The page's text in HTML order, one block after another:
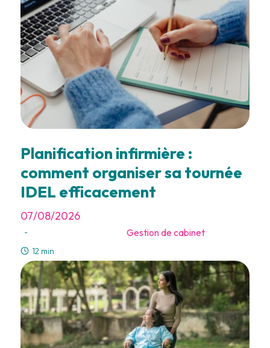
Planification infirmière :
comment organiser sa tournée
IDEL efficacement
07/08/2026
- Gestion de cabinet
12 min